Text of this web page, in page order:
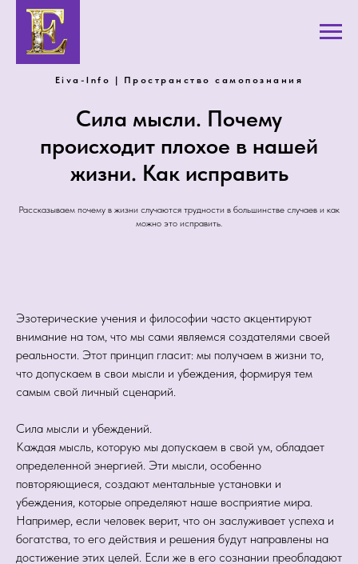
Eiva-Info | Пространство самопознания
Сила мысли. Почему
происходит плохое в нашей
жизни. Как исправить
Рассказываем почему в жизни случаются трудности в большинстве случаев и как
можно это исправить.
Эзотерические учения и философии часто акцентируют
внимание на том, что мы сами являемся создателями своей
реальности. Этот принцип гласит: мы получаем в жизни то,
что допускаем в свои мысли и убеждения, формируя тем
самым свой личный сценарий.
Сила мысли и убеждений.
Каждая мысль, которую мы допускаем в свой ум, обладает
определенной энергией. Эти мысли, особенно
повторяющиеся, создают ментальные установки и
убеждения, которые определяют наше восприятие мира.
Например, если человек верит, что он заслуживает успеха и
богатства, то его действия и решения будут направлены на
достижение этих целей. Если же в его сознании преобладают